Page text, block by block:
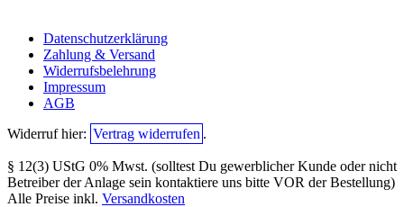
Datenschutzerklärung
Zahlung & Versand
Widerrufsbelehrung
Impressum
AGB
Widerruf hier: Vertrag widerrufen .
§ 12(3) UStG 0% Mwst. (solltest Du gewerblicher Kunde oder nicht
Betreiber der Anlage sein kontaktiere uns bitte VOR der Bestellung)
Alle Preise inkl. Versandkosten